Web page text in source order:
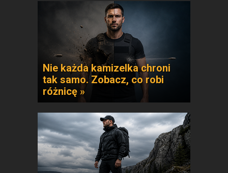
Nie każda kamizelka chroni
tak samo. Zobacz, co robi
różnicę »